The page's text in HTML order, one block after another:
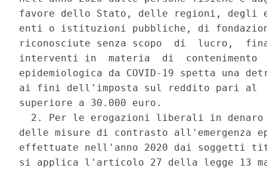
favore dello Stato, delle regioni,
enti o istituzioni pubbliche, di
riconosciute senza scopo  di  lucro,
interventi in  materia  di  contenimento
epidemiologica da COVID-19 spetta una
ai fini dell'imposta sul reddito pari al
superiore a 30.000 euro.
2. Per le erogazioni liberali in
delle misure di contrasto all'emergenza
effettuate nell'anno 2020 dai soggetti
si applica l'articolo 27 della legge 13